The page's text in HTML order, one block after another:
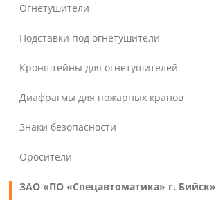
Огнетушители
Подставки под огнетушители
Кронштейны для огнетушителей
Диафрагмы для пожарных кранов
Знаки безопасности
Оросители
ЗАО «ПО «Спецавтоматика» г. Бийск»